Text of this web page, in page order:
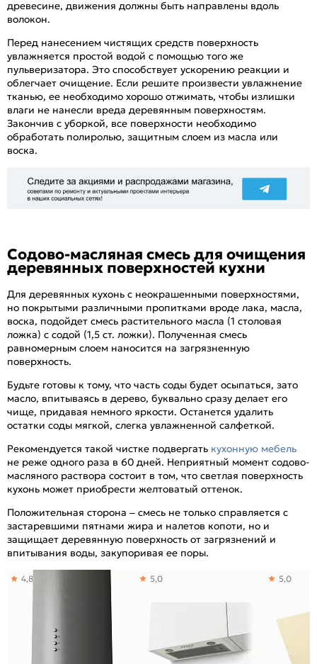
древесине, движения должны быть направлены вдоль
волокон.
Перед нанесением чистящих средств поверхность
увлажняется простой водой с помощью того же
пульверизатора. Это способствует ускорению реакции и
облегчает очищение. Если решите произвести увлажнение
тканью, ее необходимо хорошо отжимать, чтобы излишки
влаги не нанесли вреда деревянным поверхностям.
Закончив с уборкой, все поверхности необходимо
обработать полиролью, защитным слоем из масла или
воска.
Содово-масляная смесь для очищения
деревянных поверхностей кухни
Для деревянных кухонь с неокрашенными поверхностями,
но покрытыми различными пропитками вроде лака, масла,
воска, подойдет смесь растительного масла (1 столовая
ложка) с содой (1,5 ст. ложки). Полученная смесь
равномерным слоем наносится на загрязненную
поверхность.
Будьте готовы к тому, что часть соды будет осыпаться, зато
масло, впитываясь в дерево, буквально сразу делает его
чище, придавая немного яркости. Останется удалить
остатки соды мягкой, слегка увлажненной салфеткой.
Рекомендуется такой чистке подвергать кухонную мебель
не реже одного раза в 60 дней. Неприятный момент содово-
масляного раствора состоит в том, что светлая поверхность
кухонь может приобрести желтоватый оттенок.
Положительная сторона – смесь не только справляется с
застаревшими пятнами жира и налетов копоти, но и
защищает деревянную поверхность от загрязнений и
впитывания воды, закупоривая ее поры.
4,8 5,0 5,0